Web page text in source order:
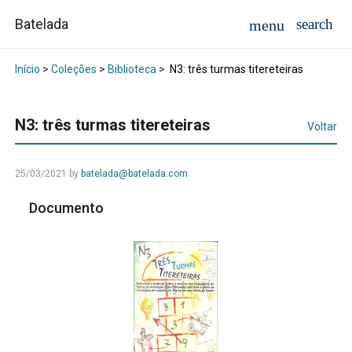
Batelada
Início > Coleções > Biblioteca> N3: três turmas titereteiras
N3: três turmas titereteiras Voltar
25/03/2021 by batelada@batelada.com
Documento